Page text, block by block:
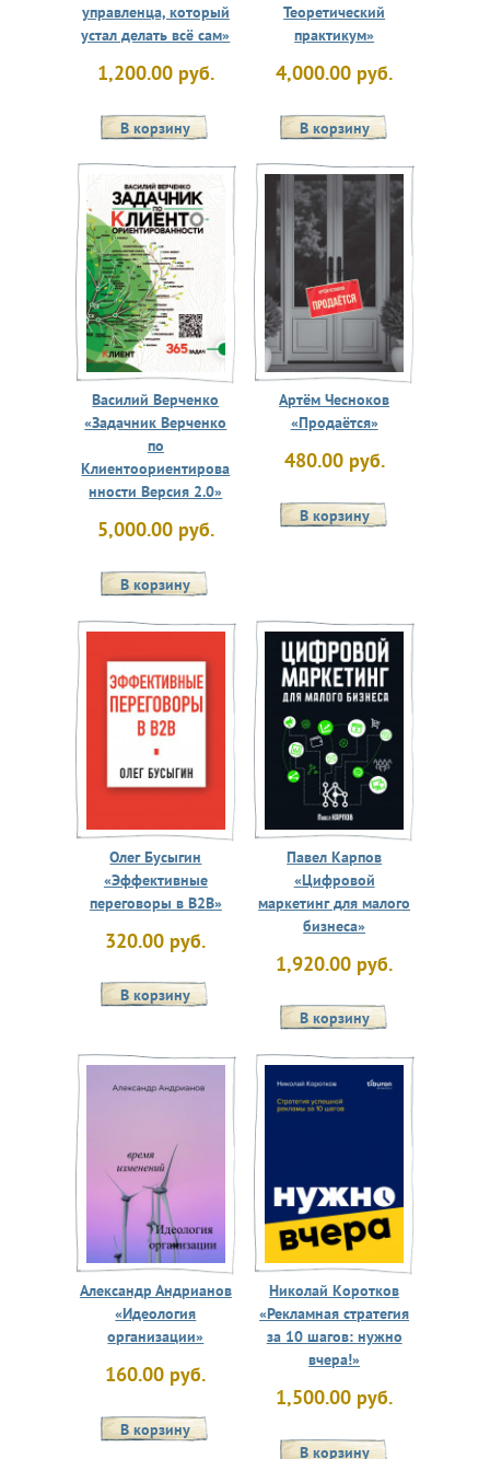
управленца, который
устал делать всё сам»
1,200.00 руб.
Теоретический
практикум»
4,000.00 руб.
Василий Верченко
«Задачник Верченко
по
Клиентоориентирова
нности Версия 2.0»
5,000.00 руб.
Артём Чесноков
«Продаётся»
480.00 руб.
Олег Бусыгин
«Эффективные
переговоры в B2B»
320.00 руб.
Павел Карпов
«Цифровой
маркетинг для малого
бизнеса»
1,920.00 руб.
Александр Андрианов
«Идеология
организации»
160.00 руб.
Николай Коротков
«Рекламная стратегия
за 10 шагов: нужно
вчера!»
1,500.00 руб.